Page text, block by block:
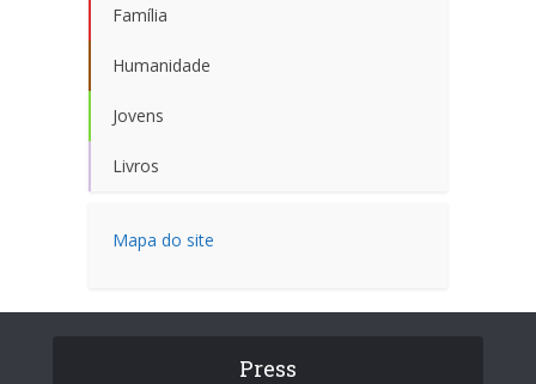
Família
Humanidade
Jovens
Livros
Mapa do site
Press